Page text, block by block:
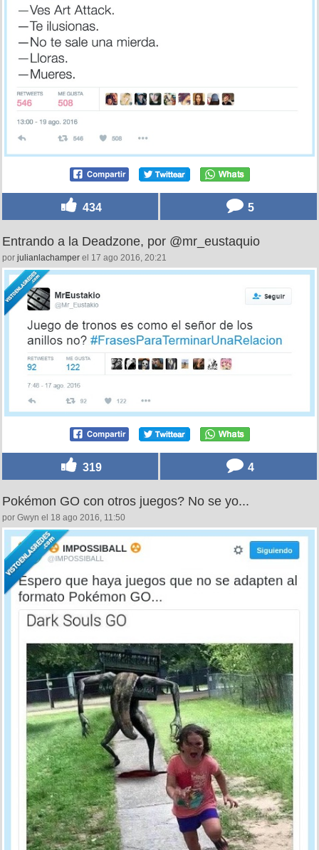
434 5
Entrando a la Deadzone, por @mr_eustaquio
por julianlachamper el 17 ago 2016, 20:21
319 4
Pokémon GO con otros juegos? No se yo...
por Gwyn el 18 ago 2016, 11:50